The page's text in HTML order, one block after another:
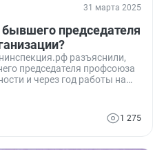
31 марта 2025
председателя
разъяснили,
председателя профсоюза
и через год работы на
1 275